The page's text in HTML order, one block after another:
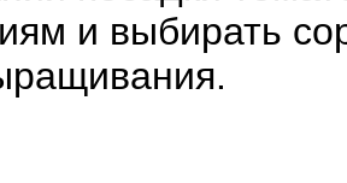
и выбирать